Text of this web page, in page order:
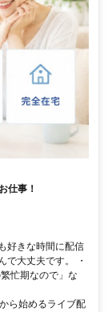
仕事！
好きな時間に配信
で大丈夫です。 ・
忙期なので」な
ら始めるライブ配